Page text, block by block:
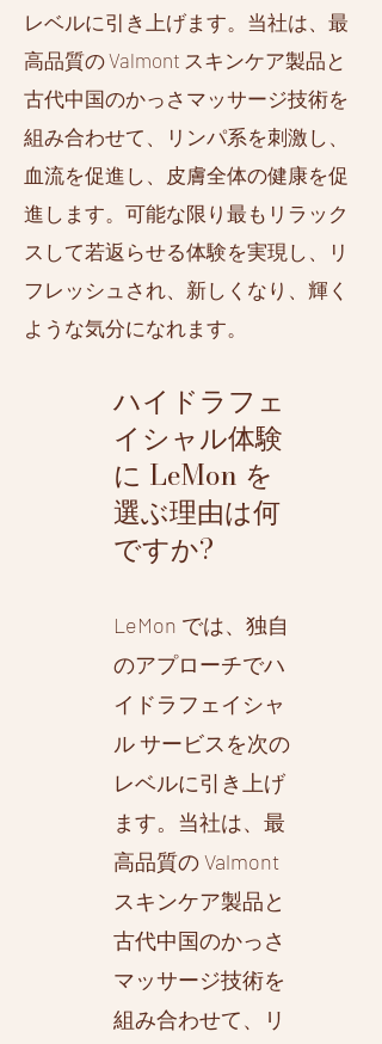
レベルに引き上げます。当社は、最
高品質の Valmont スキンケア製品と
古代中国のかっさマッサージ技術を
組み合わせて、リンパ系を刺激し、
血流を促進し、皮膚全体の健康を促
進します。可能な限り最もリラック
スして若返らせる体験を実現し、リ
フレッシュされ、新しくなり、輝く
ような気分になれます。
ハイドラフェ
イシャル体験
に LeMon を
選ぶ理由は何
ですか?
LeMon では、独自
のアプローチでハ
イドラフェイシャ
ル サービスを次の
レベルに引き上げ
ます。当社は、最
高品質の Valmont
スキンケア製品と
古代中国のかっさ
マッサージ技術を
組み合わせて、リ